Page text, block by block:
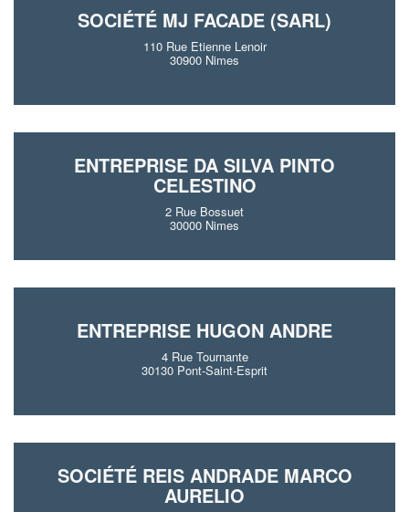
SOCIÉTÉ MJ FACADE (SARL)
110 Rue Etienne Lenoir
30900 Nimes
ENTREPRISE DA SILVA PINTO
CELESTINO
2 Rue Bossuet
30000 Nimes
ENTREPRISE HUGON ANDRE
4 Rue Tournante
30130 Pont-Saint-Esprit
SOCIÉTÉ REIS ANDRADE MARCO
AURELIO